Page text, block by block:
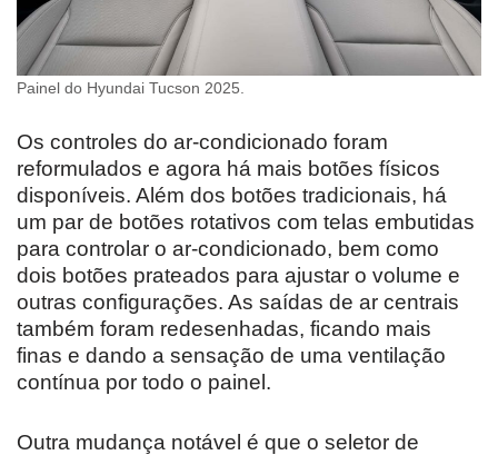
Painel do Hyundai Tucson 2025.
Os controles do ar-condicionado foram
reformulados e agora há mais botões físicos
disponíveis. Além dos botões tradicionais, há
um par de botões rotativos com telas embutidas
para controlar o ar-condicionado, bem como
dois botões prateados para ajustar o volume e
outras configurações. As saídas de ar centrais
também foram redesenhadas, ficando mais
finas e dando a sensação de uma ventilação
contínua por todo o painel.
Outra mudança notável é que o seletor de